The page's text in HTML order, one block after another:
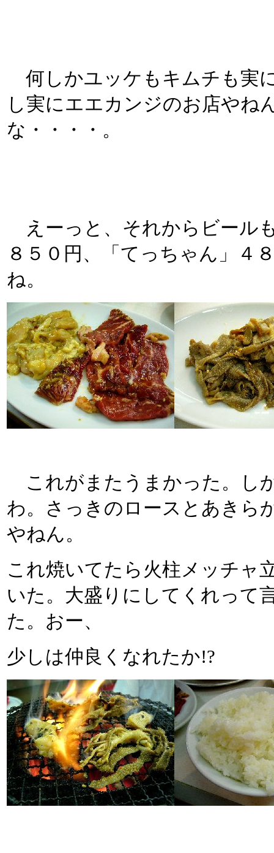
何しかユッケもキムチも実
し実にエエカンジのお店やね
な・・・・。
えーっと、それからビール
８５０円、「てっちゃん」４
ね。
これがまたうまかった。し
わ。さっきのロースとあきら
やねん。
これ焼いてたら火柱メッチャ
いた。大盛りにしてくれって
た。おー、
少しは仲良くなれたか!?